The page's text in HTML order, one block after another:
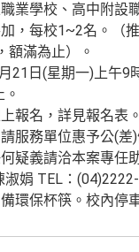
業學校、高中附設
，每校1~2名。（
額滿為止）。
21日(星期一)上午9
報名，詳見報名表。
服務單位惠予公(差)
疑義請洽本案專任
淑娟 TEL：
環保杯筷。校內停